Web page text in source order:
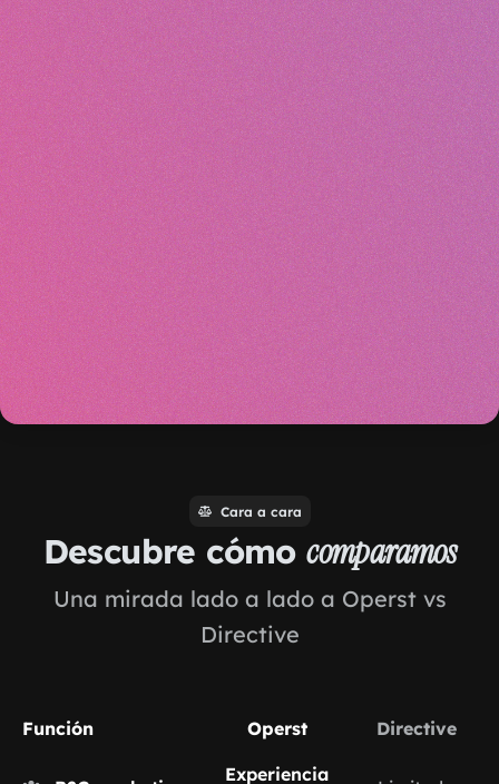
Cara a cara
Descubre cómocomparamos
Una mirada lado a lado a Operst vs
Directive
Función Operst Directive
Experiencia